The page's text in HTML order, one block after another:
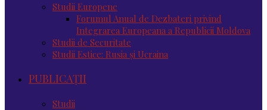
Studii Europene
Forumul Anual de Dezbateri privind
Integrarea Europeana a Republicii Moldova
Studii de Securitate
Studii Estice: Rusia și Ucraina
PUBLICAȚII
Studii